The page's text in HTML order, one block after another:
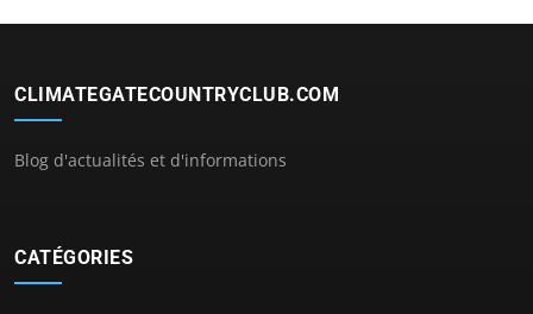
CLIMATEGATECOUNTRYCLUB.COM
Blog d'actualités et d'informations
CATÉGORIES